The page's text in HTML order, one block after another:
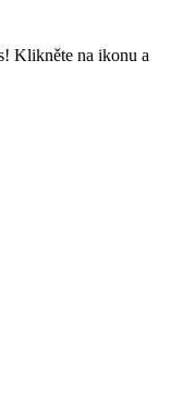
Klikněte na ikonu a